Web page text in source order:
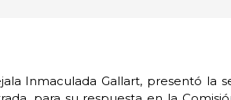
Inmaculada Gallart, presentó la